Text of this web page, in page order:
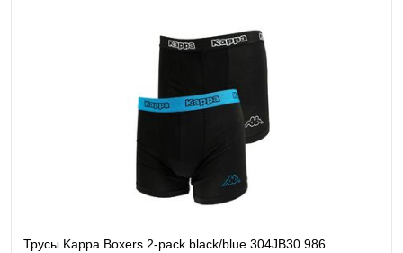
В корзину
Купить в 1 клик К сравнению
В наличии
Трусы Kappa Boxers 2-pack black/blue 304JB30 986